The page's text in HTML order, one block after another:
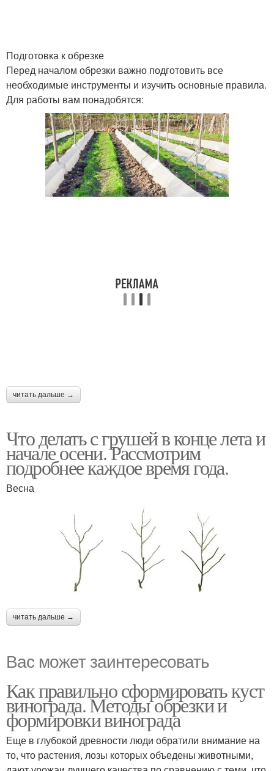
Подготовка к обрезке
Перед началом обрезки важно подготовить все
необходимые инструменты и изучить основные правила.
Для работы вам понадобятся:
читать дальше →
Что делать с грушей в конце лета и
начале осени. Рассмотрим
подробнее каждое время года.
Весна
читать дальше →
Вас может заинтересовать
Как правильно сформировать куст
винограда. Методы обрезки и
формировки винограда
Еще в глубокой древности люди обратили внимание на
то, что растения, лозы которых объедены животными,